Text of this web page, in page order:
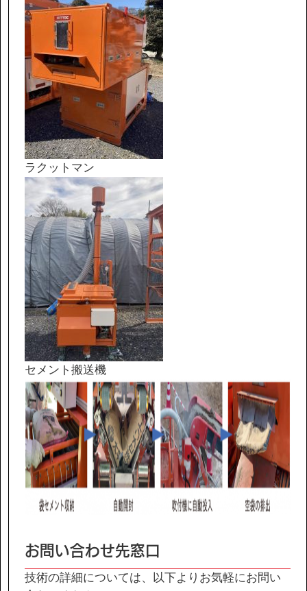
ラクットマン
セメント搬送機
お問い合わせ先窓口
技術の詳細については、以下よりお気軽にお問い